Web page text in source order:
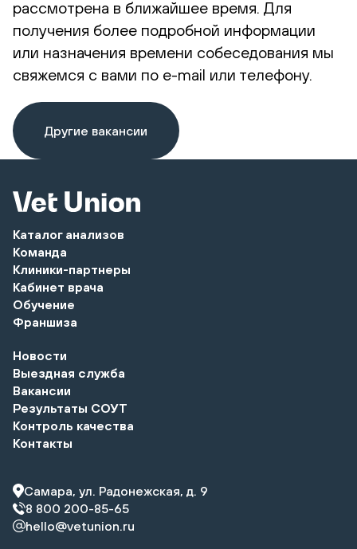
рассмотрена в ближайшее время. Для
получения более подробной информации
или назначения времени собеседования мы
свяжемся с вами по e-mail или телефону.
Другие вакансии
Каталог анализов
Команда
Клиники-партнеры
Кабинет врача
Обучение
Франшиза
Новости
Выездная служба
Вакансии
Результаты СОУТ
Контроль качества
Контакты
Самара, ул. Радонежская, д. 9
8 800 200-85-65
hello@vetunion.ru